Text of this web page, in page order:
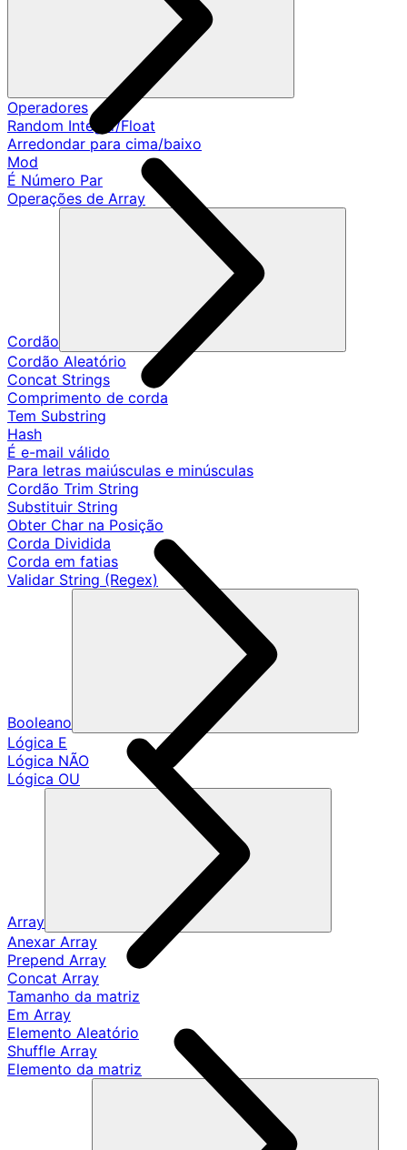
Operadores
Random Integer/Float
Arredondar para cima/baixo
Mod
É Número Par
Operações de Array
Cordão
Cordão Aleatório
Concat Strings
Comprimento de corda
Tem Substring
Hash
É e-mail válido
Para letras maiúsculas e minúsculas
Cordão Trim String
Substituir String
Obter Char na Posição
Corda Dividida
Corda em fatias
Validar String (Regex)
Booleano
Lógica E
Lógica NÃO
Lógica OU
Array
Anexar Array
Prepend Array
Concat Array
Tamanho da matriz
Em Array
Elemento Aleatório
Shuffle Array
Elemento da matriz